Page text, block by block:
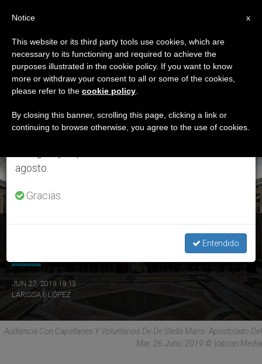
ETIQUETA
Posts Tagged
‘devolver La Dignidad’
ÚLTIMAS NOTICIAS
Francisco a los capellanes y voluntarios de ‘Stella Maris’
JUN 27, 2019 18:13
LARISSA I. LÓPEZ
Audiencia Con Capellanes Y Voluntarios De De Stella Maris- Apostolado Del
Mar, 26 Junio 2019 © Vatican Media
×
Aviso importante
Del 27 de julio al 7 de agosto haremos la pausa
anual, aprovechando que en el periodo de verano
se generan menos informaciones y también el
agosto.
Gracias.
Entendido
x
Notice
This website or its third party tools use cookies, which are
necessary to its functioning and required to achieve the
purposes illustrated in the cookie policy. If you want to know
more or withdraw your consent to all or some of the cookies,
please refer to the cookie policy
By closing this banner, scrolling this page, clicking a link or
continuing to browse otherwise, you agree to the use of cookies.